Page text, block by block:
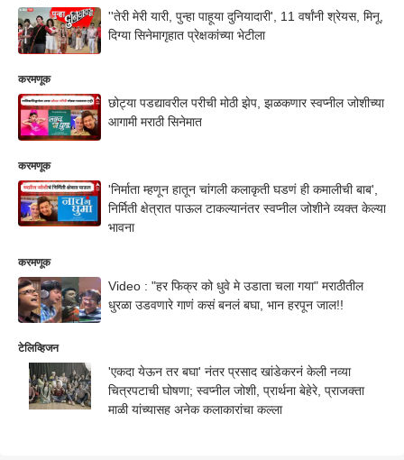
''तेरी मेरी यारी, पुन्हा पाहूया दुनियादारी', 11 वर्षांनी श्रेयस, मिनू,
दिग्या सिनेमागृहात प्रेक्षकांच्या भेटीला
करमणूक
छोट्या पडद्यावरील परीची मोठी झेप, झळकणार स्वप्नील जोशीच्या
आगामी मराठी सिनेमात
करमणूक
'निर्माता म्हणून हातून चांगली कलाकृती घडणं ही कमालीची बाब',
निर्मिती क्षेत्रात पाऊल टाकल्यानंतर स्वप्नील जोशीने व्यक्त केल्या
भावना
करमणूक
Video : "हर फिक्र को धुवे मे उडाता चला गया" मराठीतील
धुरळा उडवणारे गाणं कसं बनलं बघा, भान हरपून जाल!!
टेलिव्हिजन
'एकदा येऊन तर बघा' नंतर प्रसाद खांडेकरनं केली नव्या
चित्रपटाची घोषणा; स्वप्नील जोशी, प्रार्थना बेहेरे, प्राजक्ता
माळी यांच्यासह अनेक कलाकारांचा कल्ला